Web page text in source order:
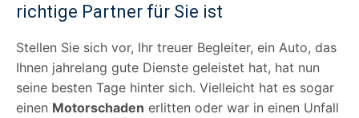
richtige Partner für Sie ist
Stellen Sie sich vor, Ihr treuer Begleiter, ein Auto, das
Ihnen jahrelang gute Dienste geleistet hat, hat nun
seine besten Tage hinter sich. Vielleicht hat es sogar
einen Motorschaden erlitten oder war in einen Unfall